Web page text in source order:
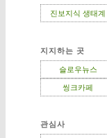
진보지식 생태계
지지하는 곳
슬로우뉴스
씽크카페
관심사